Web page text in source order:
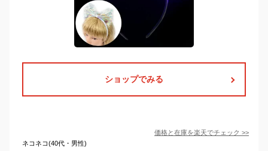
ショップでみる
価格と在庫を楽天でチェック >>
ネコネコ(40代・男性)